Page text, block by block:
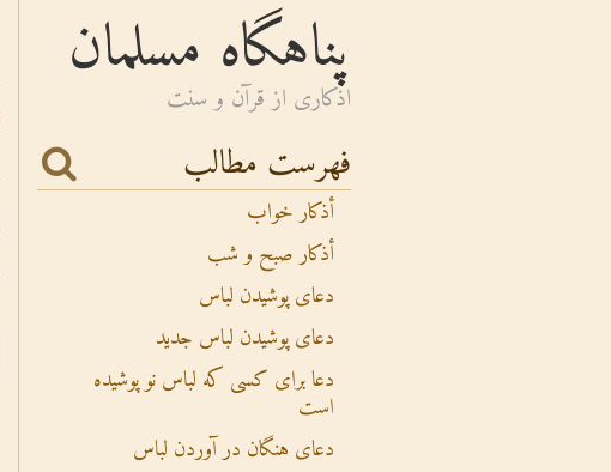
پناهگاه مسلمان
اذكارى از قرآن و سنت
فهرست مطالب
أذکار خواب
أذکار صبح و شب
دعای پوشیدن لباس
دعای پوشیدن لباس جدید
دعا برای کسی که لباس نو پوشیده
است
دعای هنگان در آوردن لباس